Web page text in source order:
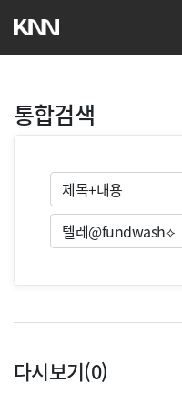
통합검색
검색유형
검색
다시보기(0)